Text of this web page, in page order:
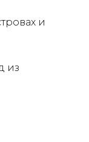
и
из